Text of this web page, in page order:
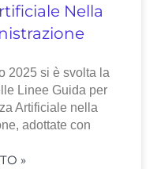
Nella
2025 si è svolta la
Linee Guida per
Artificiale nella
adottate con
»